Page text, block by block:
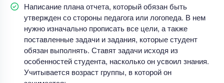
Написание плана отчета, который обязан быть
утвержден со стороны педагога или логопеда. В нем
нужно изначально прописать все цели, а также
поставленные задачи и задания, которые студент
обязан выполнять. Ставят задачи исходя из
особенностей студента, насколько он усвоил знания.
Учитывается возраст группы, в которой он